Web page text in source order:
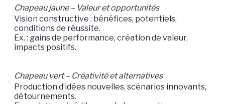
Chapeau jaune – Valeur et opportunités
Vision constructive : bénéfices, potentiels,
conditions de réussite.
Ex. : gains de performance, création de valeur,
impacts positifs.
Chapeau vert – Créativité et alternatives
Production d’idées nouvelles, scénarios innovants,
détournements.